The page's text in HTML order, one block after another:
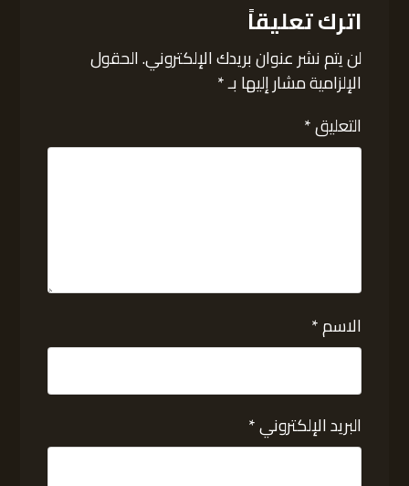
اترك تعليقاً
لن يتم نشر عنوان بريدك الإلكتروني.الحقول
الإلزامية مشار إليها بـ*
التعليق*
الاسم*
البريد الإلكتروني*